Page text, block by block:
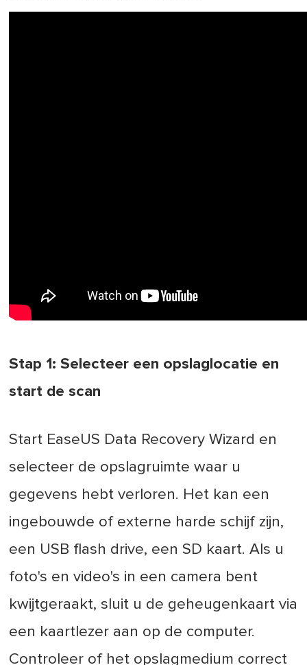
Stap 1: Selecteer een opslaglocatie en
start de scan
Start EaseUS Data Recovery Wizard en
selecteer de opslagruimte waar u
gegevens hebt verloren. Het kan een
ingebouwde of externe harde schijf zijn,
een USB flash drive, een SD kaart. Als u
foto's en video's in een camera bent
kwijtgeraakt, sluit u de geheugenkaart via
een kaartlezer aan op de computer.
Controleer of het opslagmedium correct